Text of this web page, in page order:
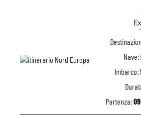
Nave:
Imbarco:
Partenza: